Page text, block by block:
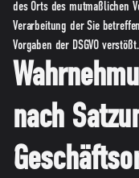
des Orts des mutmaßlichen
Verarbeitung der Sie
Vorgaben der DSGVO verstößt.
nach